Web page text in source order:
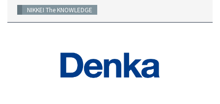
NIKKEI The KNOWLEDGE